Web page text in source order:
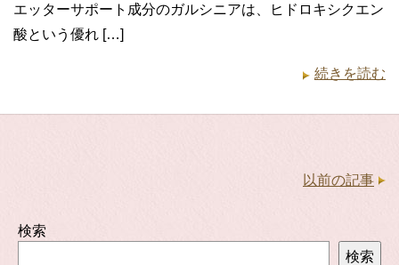
エッターサポート成分のガルシニアは、ヒドロキシクエン
酸という優れ […]
続きを読む
以前の記事
検索
検索